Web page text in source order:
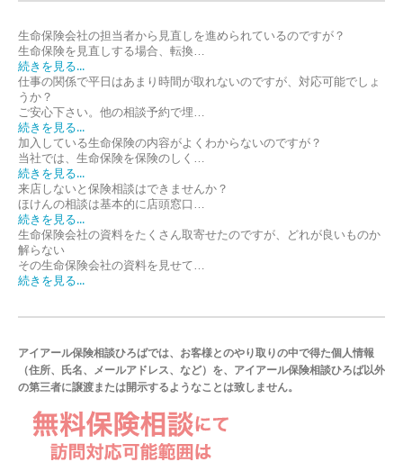
生命保険会社の担当者から見直しを進められているのですが？
生命保険を見直しする場合、転換…
続きを見る...
仕事の関係で平日はあまり時間が取れないのですが、対応可能でしょ
うか？
ご安心下さい。他の相談予約で埋…
続きを見る...
加入している生命保険の内容がよくわからないのですが？
当社では、生命保険を保険のしく…
続きを見る...
来店しないと保険相談はできませんか？
ほけんの相談は基本的に店頭窓口…
続きを見る...
生命保険会社の資料をたくさん取寄せたのですが、どれが良いものか
解らない
その生命保険会社の資料を見せて…
続きを見る...
アイアール保険相談ひろばでは、お客様とのやり取りの中で得た個人情報
（住所、氏名、メールアドレス、など）を、アイアール保険相談ひろば以外
の第三者に譲渡または開示するようなことは致しません。